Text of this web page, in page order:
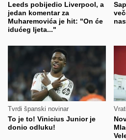
Leeds pobijedio Liverpool, a
jedan komentar za
Muharemovića je hit: "On će
idućeg ljeta..."
Tvrdi španski novinar
To je to! Vinicius Junior je
donio odluku!